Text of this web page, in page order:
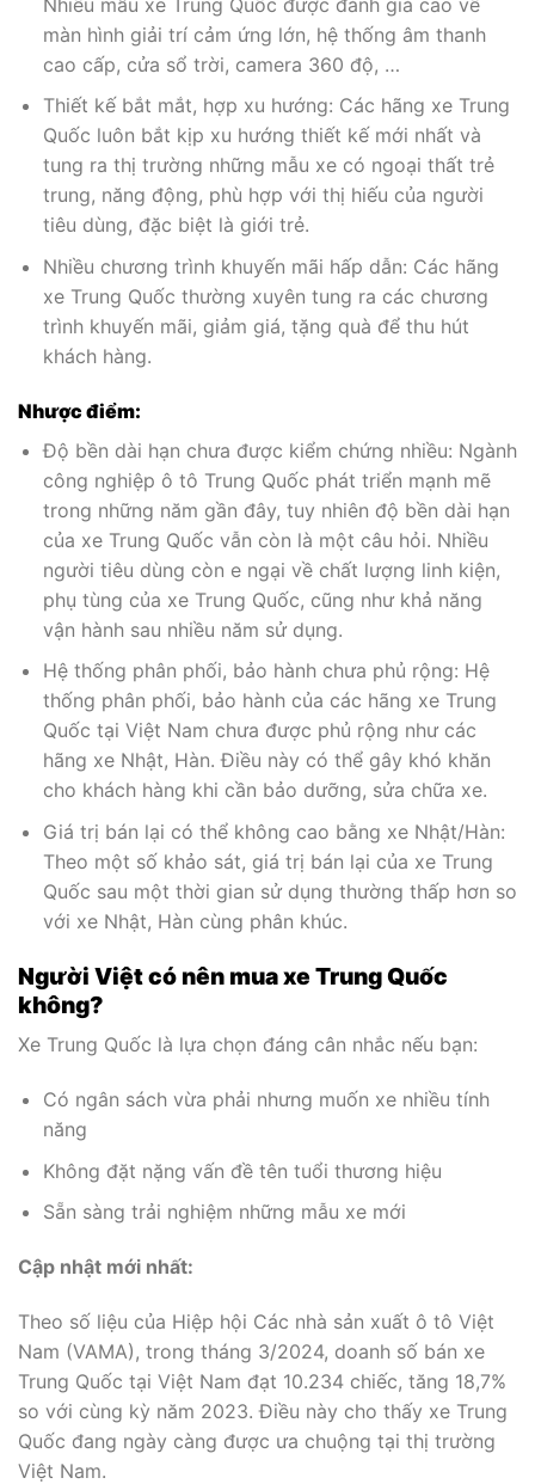
màn hình giải trí cảm ứng lớn, hệ thống âm thanh
cao cấp, cửa sổ trời, camera 360 độ, …
Thiết kế bắt mắt, hợp xu hướng: Các hãng xe Trung
Quốc luôn bắt kịp xu hướng thiết kế mới nhất và
tung ra thị trường những mẫu xe có ngoại thất trẻ
trung, năng động, phù hợp với thị hiếu của người
tiêu dùng, đặc biệt là giới trẻ.
Nhiều chương trình khuyến mãi hấp dẫn: Các hãng
xe Trung Quốc thường xuyên tung ra các chương
trình khuyến mãi, giảm giá, tặng quà để thu hút
khách hàng.
Nhược điểm:
Độ bền dài hạn chưa được kiểm chứng nhiều: Ngành
công nghiệp ô tô Trung Quốc phát triển mạnh mẽ
trong những năm gần đây, tuy nhiên độ bền dài hạn
của xe Trung Quốc vẫn còn là một câu hỏi. Nhiều
người tiêu dùng còn e ngại về chất lượng linh kiện,
phụ tùng của xe Trung Quốc, cũng như khả năng
vận hành sau nhiều năm sử dụng.
Hệ thống phân phối, bảo hành chưa phủ rộng: Hệ
thống phân phối, bảo hành của các hãng xe Trung
Quốc tại Việt Nam chưa được phủ rộng như các
hãng xe Nhật, Hàn. Điều này có thể gây khó khăn
cho khách hàng khi cần bảo dưỡng, sửa chữa xe.
Giá trị bán lại có thể không cao bằng xe Nhật/Hàn:
Theo một số khảo sát, giá trị bán lại của xe Trung
Quốc sau một thời gian sử dụng thường thấp hơn so
với xe Nhật, Hàn cùng phân khúc.
Người Việt có nên mua xe Trung Quốc
không?
Xe Trung Quốc là lựa chọn đáng cân nhắc nếu bạn:
Có ngân sách vừa phải nhưng muốn xe nhiều tính
năng
Không đặt nặng vấn đề tên tuổi thương hiệu
Sẵn sàng trải nghiệm những mẫu xe mới
Cập nhật mới nhất:
Theo số liệu của Hiệp hội Các nhà sản xuất ô tô Việt
Nam (VAMA), trong tháng 3/2024, doanh số bán xe
Trung Quốc tại Việt Nam đạt 10.234 chiếc, tăng 18,7%
so với cùng kỳ năm 2023. Điều này cho thấy xe Trung
Quốc đang ngày càng được ưa chuộng tại thị trường
Việt Nam.